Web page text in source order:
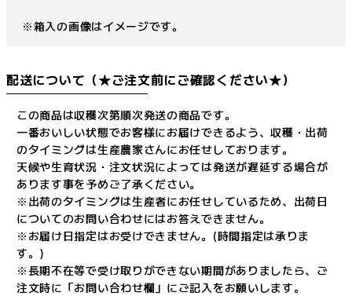
※箱入の画像はイメージです。
配送について（★ご注文前にご確認ください★）
この商品は収穫次第順次発送の商品です。
一番おいしい状態でお客様にお届けできるよう、収穫・出荷
のタイミングは生産農家さんにお任せしております。
天候や生育状況・注文状況によっては発送が遅延する場合が
あります事を予めご了承ください。
※出荷のタイミングは生産者にお任せしているため、出荷日
についてのお問い合わせにはお答えできません。
※お届け日指定はお受けできません。(時間指定は承りま
す。)
※長期不在等で受け取りができない期間がありましたら、ご
注文時に「お問い合わせ欄」にご記入をお願いします。